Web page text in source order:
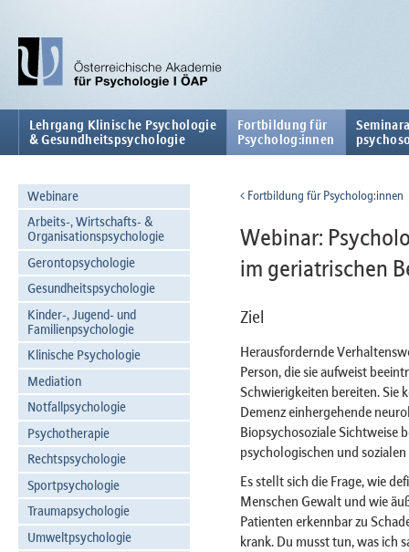
Lehrgang Klinische Psychologie
& Gesundheitspsychologie
Fortbildung für
Psycholog:innen
Webinare
Arbeits-, Wirtschafts- &
Organisationspsychologie
Gerontopsychologie
Gesundheitspsychologie
Kinder-, Jugend- und
Familienpsychologie
Klinische Psychologie
Mediation
Notfallpsychologie
Psychotherapie
Rechtspsychologie
Sportpsychologie
Traumapsychologie
Umweltpsychologie
Fortbildung für Psycholog:innen
Webinar:
im geriatrischen
Ziel
Herausfordernde
Person, die sie aufweist
Schwierigkeiten bereiten. Sie
Demenz einhergehende
Biopsychosoziale Sichtweise
psychologischen und sozialen
Es stellt sich die Frage, wie
Menschen Gewalt und wie
Patienten erkennbar zu
krank. Du musst tun, was ich